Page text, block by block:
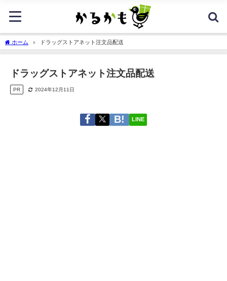
ホーム ドラッグストアネット注文品配送
ドラッグストアネット注文品配送
PR 2024年12月11日
LINE